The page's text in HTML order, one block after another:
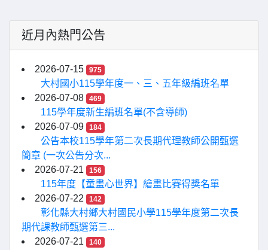
近月內熱門公告
2026-07-15 975
大村國小115學年度一、三、五年級編班名單
2026-07-08
469
115學年度新生編班名單(不含導師)
2026-07-09
184
公告本校115學年第二次長期代理教師公開甄選
簡章 (一次公告分次...
2026-07-21
156
115年度【童畫心世界】繪畫比賽得獎名單
2026-07-22
142
彰化縣大村鄉大村國民小學115學年度第二次長
期代課教師甄選第三...
2026-07-21
140